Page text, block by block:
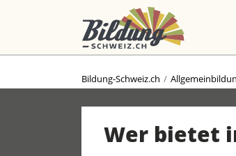
Bildung-Schweiz.ch
Wer bietet